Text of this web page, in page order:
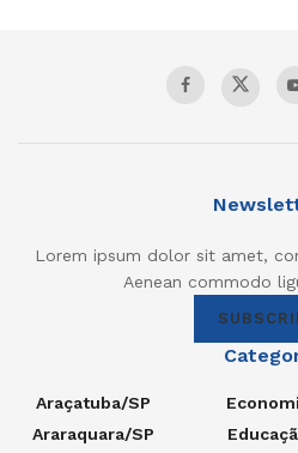
Lorem ipsum dolor sit amet,
Aenean commodo
Araçatuba/SP
Araraquara/SP